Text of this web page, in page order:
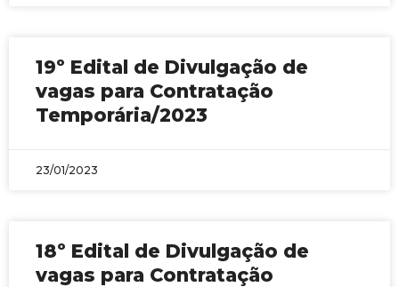
19º Edital de Divulgação de
vagas para Contratação
Temporária/2023
23/01/2023
18º Edital de Divulgação de
vagas para Contratação